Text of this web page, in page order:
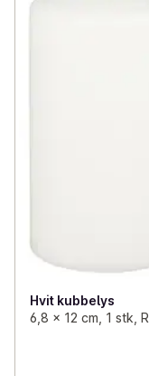
Hvit kubbelys
6,8 x 12 cm, 1 stk, R